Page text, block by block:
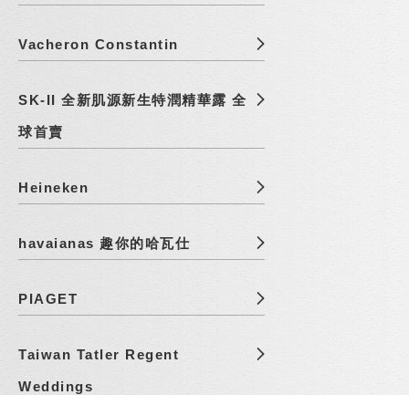
Vacheron Constantin
SK-II 全新肌源新生特潤精華露 全
球首賣
Heineken
havaianas 趣你的哈瓦仕
PIAGET
Taiwan Tatler Regent
Weddings